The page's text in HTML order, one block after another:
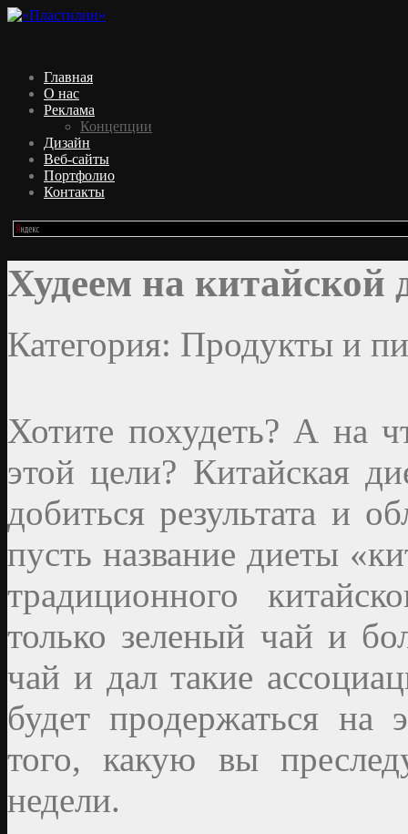
Главная
О нас
Реклама
Концепции
Дизайн
Веб-сайты
Портфолио
Контакты
Худеем на китайской
Категория: Продукты и
Хотите похудеть? А на
этой цели? Китайская
добиться результата и
пусть название диеты
традиционного
только зеленый чай и
чай и дал такие
будет продержаться на
того, какую вы
недели.